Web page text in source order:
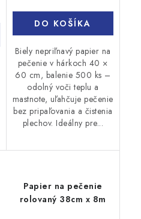
DO KOŠÍKA
Biely nepriľnavý papier na
pečenie v hárkoch 40 ×
60 cm, balenie 500 ks –
odolný voči teplu a
mastnote, uľahčuje pečenie
bez pripaľovania a čistenia
plechov. Ideálny pre...
Papier na pečenie
rolovaný 38cm x 8m